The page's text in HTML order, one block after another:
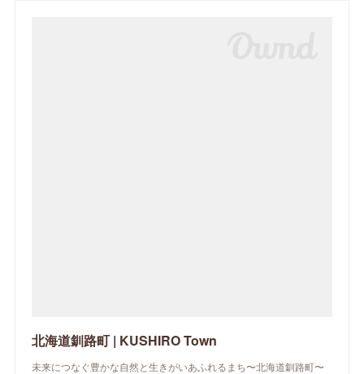
北海道釧路町 | KUSHIRO Town
未来につなぐ豊かな自然と生きがいあふれるまち〜北海道釧路町〜